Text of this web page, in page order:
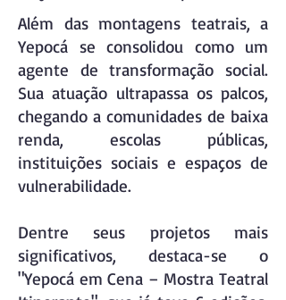
Além das montagens teatrais, a
Yepocá se consolidou como um
agente de transformação social.
Sua atuação ultrapassa os palcos,
chegando a comunidades de baixa
renda, escolas públicas,
instituições sociais e espaços de
vulnerabilidade.
Dentre seus projetos mais
significativos, destaca-se o
"Yepocá em Cena – Mostra Teatral